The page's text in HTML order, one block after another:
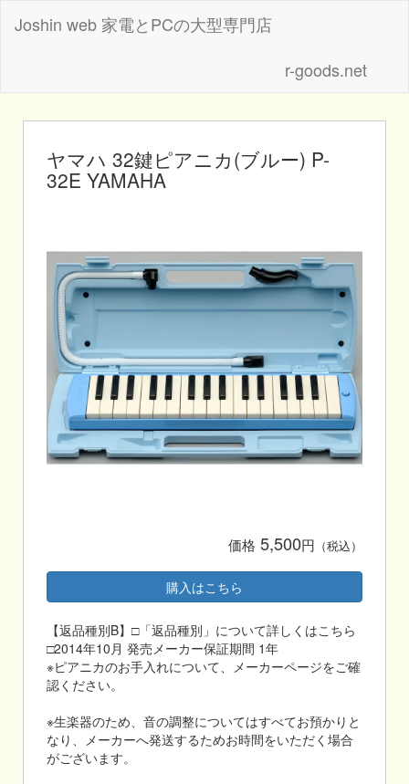
Joshin web 家電とPCの大型専門店
r-goods.net
ヤマハ 32鍵ピアニカ(ブルー) P-
32E YAMAHA
価格 5,500円 （税込）
購入はこちら
【返品種別B】□「返品種別」について詳しくはこちら
□2014年10月 発売メーカー保証期間 1年
※ピアニカのお手入れについて、メーカーページをご確
認ください。
※生楽器のため、音の調整についてはすべてお預かりと
なり、メーカーへ発送するためお時間をいただく場合
がございます。